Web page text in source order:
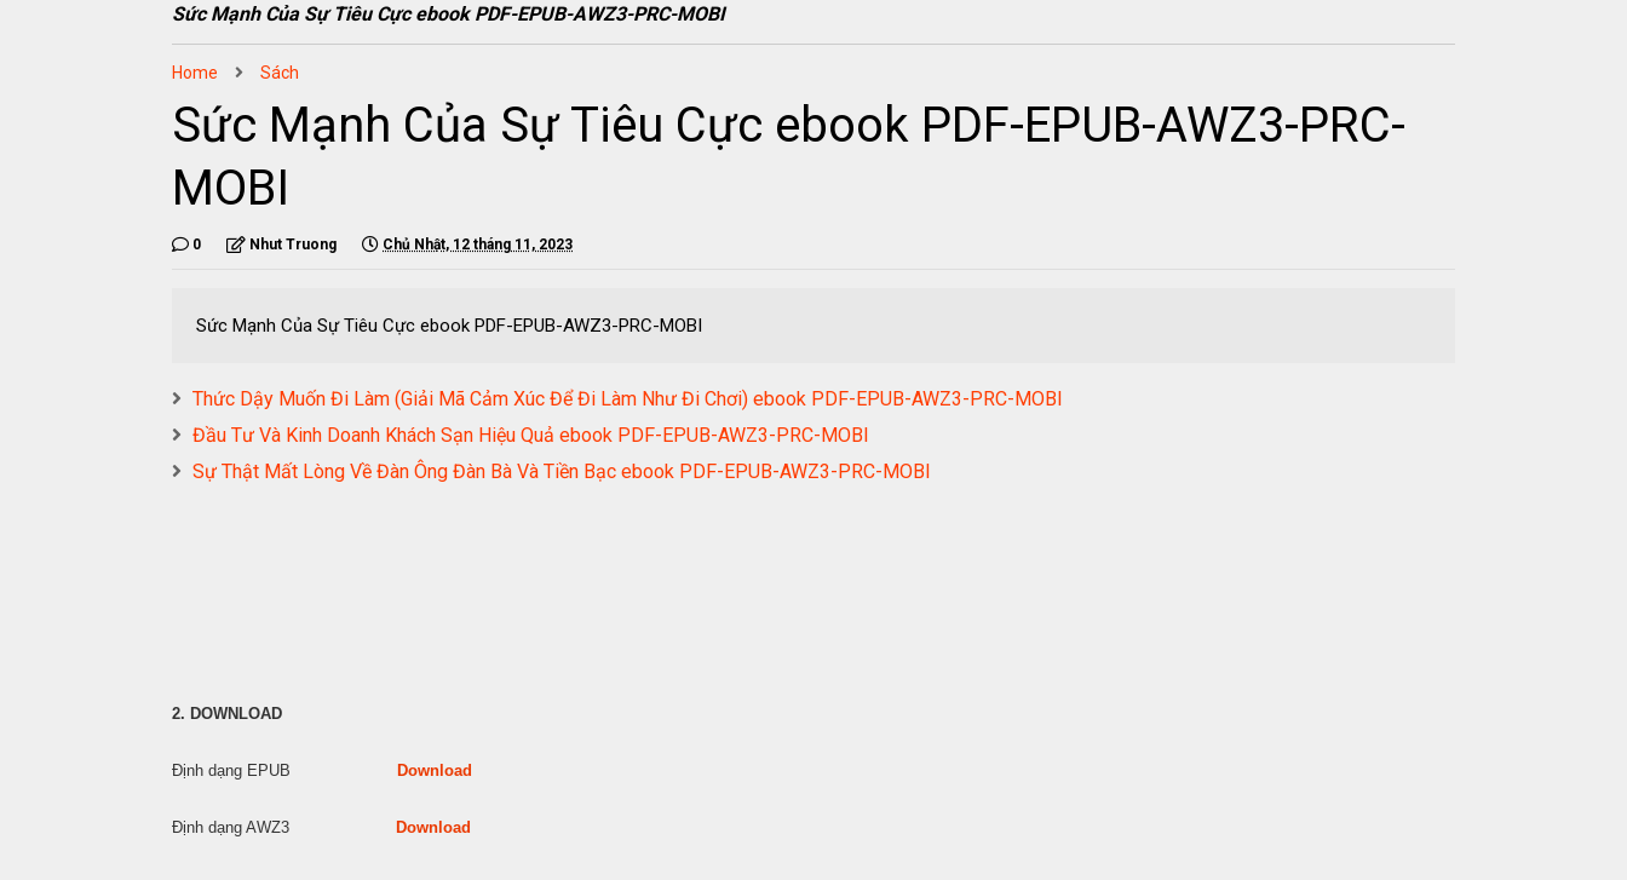
Sức Mạnh Của Sự Tiêu Cực ebook PDF-EPUB-AWZ3-PRC-MOBI
Home Sách
Sức Mạnh Của Sự Tiêu Cực ebook PDF-EPUB-AWZ3-PRC-
MOBI
0 Nhut Truong Chủ Nhật, 12 tháng 11, 2023
Sức Mạnh Của Sự Tiêu Cực ebook PDF-EPUB-AWZ3-PRC-MOBI
Thức Dậy Muốn Đi Làm (Giải Mã Cảm Xúc Để Đi Làm Như Đi Chơi) ebook PDF-EPUB-AWZ3-PRC-MOBI
Đầu Tư Và Kinh Doanh Khách Sạn Hiệu Quả ebook PDF-EPUB-AWZ3-PRC-MOBI
Sự Thật Mất Lòng Về Đàn Ông Đàn Bà Và Tiền Bạc ebook PDF-EPUB-AWZ3-PRC-MOBI
2. DOWNLOAD
Định dạng EPUB Download
Định dạng AWZ3 Download